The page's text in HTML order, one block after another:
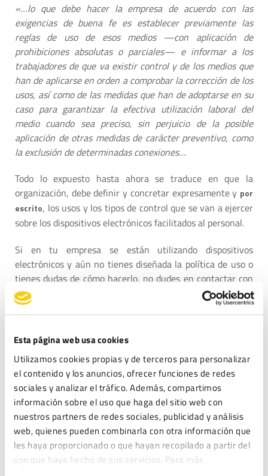
Esta página web usa cookies
Utilizamos cookies propias y de terceros para personalizar
el contenido y los anuncios, ofrecer funciones de redes
sociales y analizar el tráfico. Además, compartimos
información sobre el uso que haga del sitio web con
nuestros partners de redes sociales, publicidad y análisis
web, quienes pueden combinarla con otra información que
les haya proporcionado o que hayan recopilado a partir del
uso que haya hecho de sus servicios. Para más
«…lo que debe hacer la empresa de acuerdo con las
exigencias de buena fe es establecer previamente las
reglas de uso de esos medios —con aplicación de
prohibiciones absolutas o parciales— e informar a los
trabajadores de que va existir control y de los medios que
han de aplicarse en orden a comprobar la corrección de los
usos, así como de las medidas que han de adoptarse en su
caso para garantizar la efectiva utilización laboral del
medio cuando sea preciso, sin perjuicio de la posible
aplicación de otras medidas de carácter preventivo, como
la exclusión de determinadas conexiones…
Todo lo expuesto hasta ahora se traduce en que la
organización, debe definir y concretar expresamente y por
escrito, los usos y los tipos de control que se van a ejercer
sobre los dispositivos electrónicos facilitados al personal.
Si en tu empresa se están utilizando dispositivos
electrónicos y aún no tienes diseñada la política de uso o
tienes dudas de cómo hacerlo, no dudes en contactar con
nosotros, el equipo de
cuenta con una amplia
experiencia y personal altamente cualificado que puede
técnico, estaremos encantados de atenderte.
Autora: Karolina Faldzinska